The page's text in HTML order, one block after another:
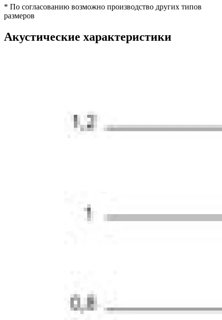
* По согласованию возможно производство других типов
размеров
Акустические характеристики